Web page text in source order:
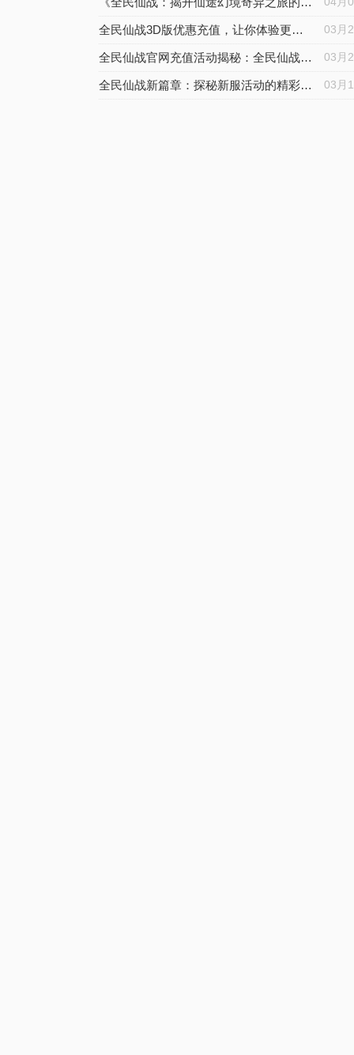
03月
全民仙战3D版优惠充值，让你体验更加丰富的游戏世界
03月
全民仙战官网充值活动揭秘：全民仙战的丰厚回馈
03月
全民仙战新篇章：探秘新服活动的精彩世界